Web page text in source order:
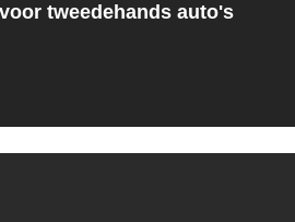
tweedehands auto's